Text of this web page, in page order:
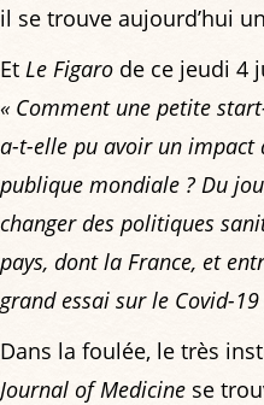
il se trouve aujourd’hui
Et Le Figaro de ce jeudi 4
« Comment une petite
a-t-elle pu avoir un impact
publique mondiale ? Du
changer des politiques
pays, dont la France, et
grand essai sur le Covid-19
Dans la foulée, le très
Journal of Medicine se